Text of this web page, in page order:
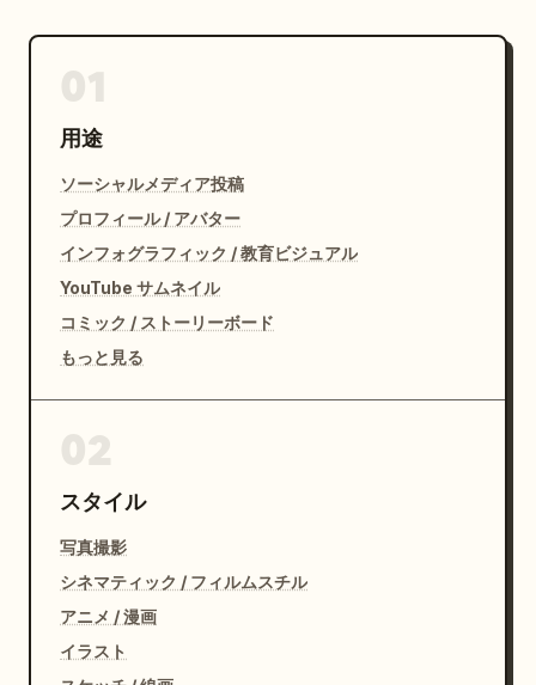
用途
ソーシャルメディア投稿
プロフィール / アバター
インフォグラフィック / 教育ビジュアル
YouTube サムネイル
コミック / ストーリーボード
もっと見る
スタイル
写真撮影
シネマティック / フィルムスチル
アニメ / 漫画
イラスト